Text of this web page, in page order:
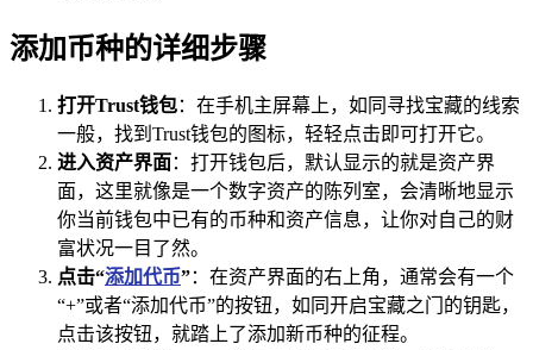
添加币种的详细步骤
打开Trust钱包：在手机主屏幕上，如同寻找宝藏的线索
一般，找到Trust钱包的图标，轻轻点击即可打开它。
进入资产界面：打开钱包后，默认显示的就是资产界
面，这里就像是一个数字资产的陈列室，会清晰地显示
你当前钱包中已有的币种和资产信息，让你对自己的财
富状况一目了然。
点击“添加代币”：在资产界面的右上角，通常会有一个
“+”或者“添加代币”的按钮，如同开启宝藏之门的钥匙，
点击该按钮，就踏上了添加新币种的征程。